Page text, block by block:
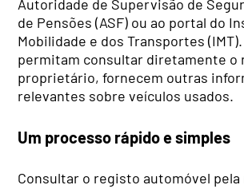
Autoridade de Supervisão de
de Pensões (ASF) ou ao portal do
Mobilidade e dos Transportes
permitam consultar diretamente o
proprietário, fornecem outras
relevantes sobre veículos usados.
Um processo rápido e simples
Consultar o registo automóvel pela